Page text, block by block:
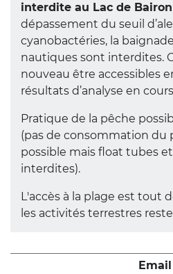
interdite au Lac de
dépassement du seuil
cyanobactéries, la
nautiques sont interdites.
nouveau être accessibles
résultats d’analyse en
Pratique de la pêche
(pas de consommation du
possible mais float tubes
interdites).
L'accès à la plage est tout
les activités terrestres
Email